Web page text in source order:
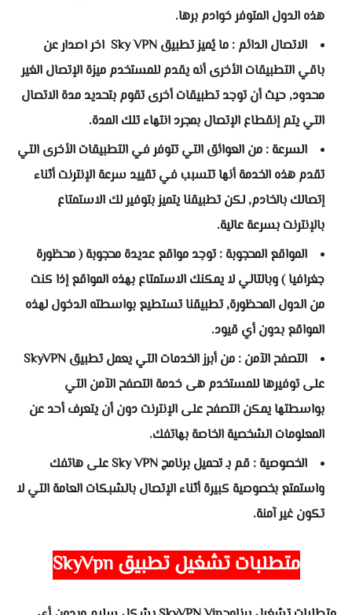
هذه الدول المتوفر خوادم برها.
الاتصال الدائم : ما يُميز تطبيق Sky VPN اخر اصدار عن
باقي التطبيقات الأخرى أنه يقدم للمستخدم ميزة الإتصال الغير
محدود, حيث أن توجد تطبيقات أخرى تقوم بتحديد مدة الاتصال
التي يتم إنقطاع الإتصال بمجرد انتهاء تلك المدة.
السرعة : من العوائق التي تتوفر في التطبيقات الأخرى التي
تقدم هذه الخدمة أنها تتسبب في تقييد سرعة الإنترنت أثناء
إتصالك بالخادم, لكن تطبيقنا يتميز بتوفير لك الاستمتاع
بالإنترنت بسرعة عالية.
المواقع المحجوبة : توجد مواقع عديدة محجوبة ( محظورة
جغرافيا ) وبالتالي لا يمكنك الاستمتاع بهذه المواقع إذا كنت
من الدول المحظورة, تطبيقنا تستطيع بواسطته الدخول لهذه
المواقع بدون أي قيود.
التصفح الآمن : من أبرز الخدمات التي يعمل تطبيق SkyVPN
على توفيرها للمستخدم هى خدمة التصفح الآمن التي
بواسطتها يمكن التصفح على الإنترنت دون أن يتعرف أحد عن
المعلومات الشخصية الخاصة بهاتفك.
الخصوصية : قم بـ تحميل برنامج Sky VPN على هاتفك
واستمتع بخصوصية كبيرة أثناء الإتصال بالشبكات العامة التي لا
تكون غير آمنة.
متطلبات تشغيلتطبيقSkyVpn